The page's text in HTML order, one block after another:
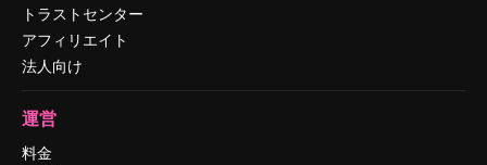
トラストセンター
アフィリエイト
法人向け
運営
料金